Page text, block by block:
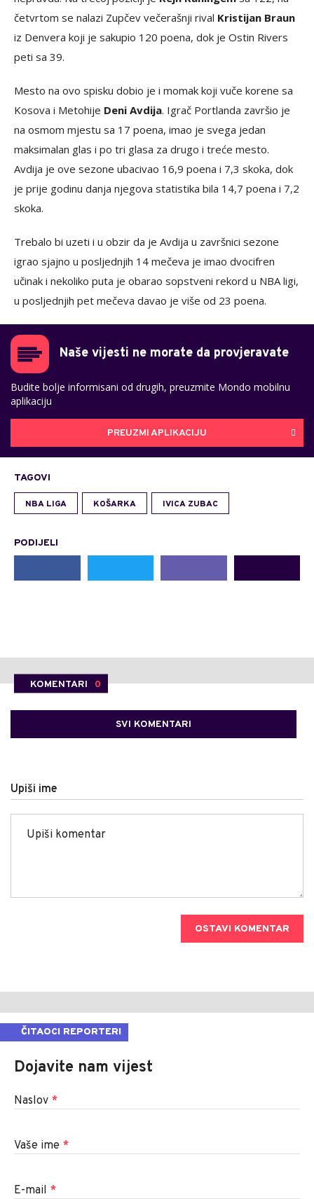
četvrtom se nalazi Zupčev večerašnji rival Kristijan Braun
iz Denvera koji je sakupio 120 poena, dok je Ostin Rivers
peti sa 39.
Mesto na ovo spisku dobio je i momak koji vuče korene sa
Kosova i Metohije Deni Avdija. Igrač Portlanda završio je
na osmom mjestu sa 17 poena, imao je svega jedan
maksimalan glas i po tri glasa za drugo i treće mesto.
Avdija je ove sezone ubacivao 16,9 poena i 7,3 skoka, dok
je prije godinu danja njegova statistika bila 14,7 poena i 7,2
skoka.
Trebalo bi uzeti i u obzir da je Avdija u završnici sezone
igrao sjajno u posljednjih 14 mečeva je imao dvocifren
učinak i nekoliko puta je obarao sopstveni rekord u NBA ligi,
u posljednjih pet mečeva davao je više od 23 poena.
Naše vijesti ne morate da provjeravate
Budite bolje informisani od drugih, preuzmite Mondo mobilnu
aplikaciju
PREUZMI APLIKACIJU
TAGOVI
NBA LIGA KOŠARKA IVICA ZUBAC
PODIJELI
KOMENTARI 0
SVI KOMENTARI
Upiši ime
OSTAVI KOMENTAR
ČITAOCI REPORTERI
Dojavite nam vijest
Naslov *
Vaše ime *
E-mail *